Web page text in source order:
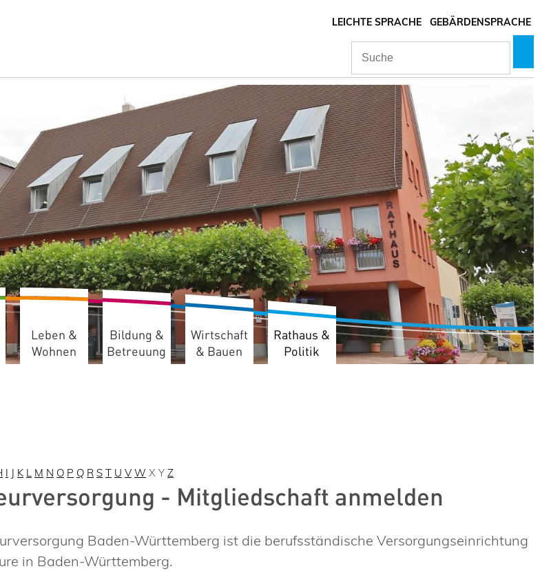
LEICHTE SPRACHE GEBÄRDENSPRACHE
Leben &
Wohnen
Bildung &
Betreuung
Wirtschaft
& Bauen
Rathaus &
Politik
I J K L M N O P Q R S T U V W X Y Z
- Mitgliedschaft anmelden
Baden-Württemberg ist die berufsständische Versorgungseinrichtung
in Baden-Württemberg.